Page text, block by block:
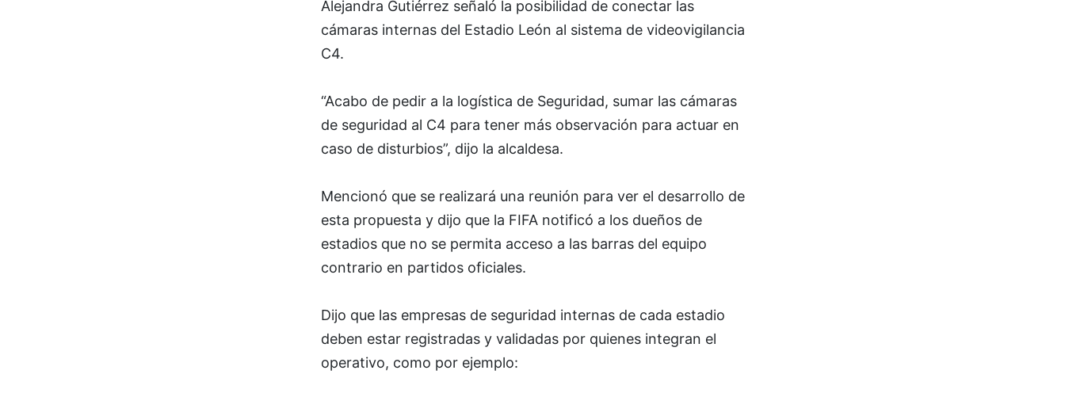
Alejandra Gutiérrez señaló la posibilidad de conectar las
cámaras internas del Estadio León al sistema de videovigilancia
C4.
“Acabo de pedir a la logística de Seguridad, sumar las cámaras
de seguridad al C4 para tener más observación para actuar en
caso de disturbios”, dijo la alcaldesa.
Mencionó que se realizará una reunión para ver el desarrollo de
esta propuesta y dijo que la FIFA notificó a los dueños de
estadios que no se permita acceso a las barras del equipo
contrario en partidos oficiales.
Dijo que las empresas de seguridad internas de cada estadio
deben estar registradas y validadas por quienes integran el
operativo, como por ejemplo: